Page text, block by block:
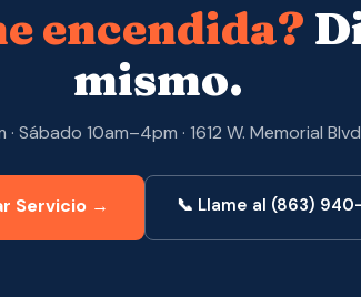
encendida?
mismo.
Sábado 10am–4pm · 1612 W. Memorial
Servicio → 📞 Llame al (863)